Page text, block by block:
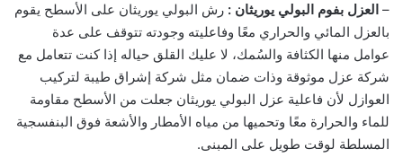
– العزل بفوم البولي يوريثان : رش البولي يوريثان على الأسطح يقوم
بالعزل المائي والحراري معًا وفاعليته وجودته تتوقف على عدة
عوامل منها الكثافة والسُمك، لا عليك القلق حياله إذا كنت تتعامل مع
شركة عزل موثوقة وذات ضمان مثل شركة إشراق طيبة لتركيب
العوازل لأن فاعلية عزل البولي يوريثان جعلت من الأسطح مقاومة
للماء والحرارة معًا وتحميها من مياه الأمطار والأشعة فوق البنفسجية
المسلطة لوقت طويل على المبنى.